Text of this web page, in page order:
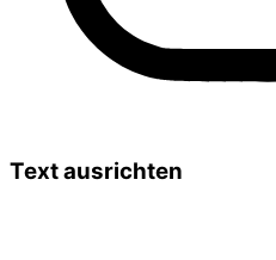
Text ausrichten